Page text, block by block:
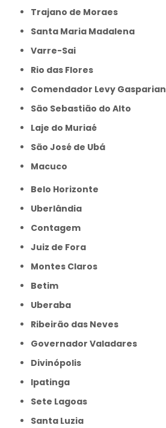
Trajano de Moraes
Santa Maria Madalena
Varre-Sai
Rio das Flores
Comendador Levy Gasparian
São Sebastião do Alto
Laje do Muriaé
São José de Ubá
Macuco
Belo Horizonte
Uberlândia
Contagem
Juiz de Fora
Montes Claros
Betim
Uberaba
Ribeirão das Neves
Governador Valadares
Divinópolis
Ipatinga
Sete Lagoas
Santa Luzia